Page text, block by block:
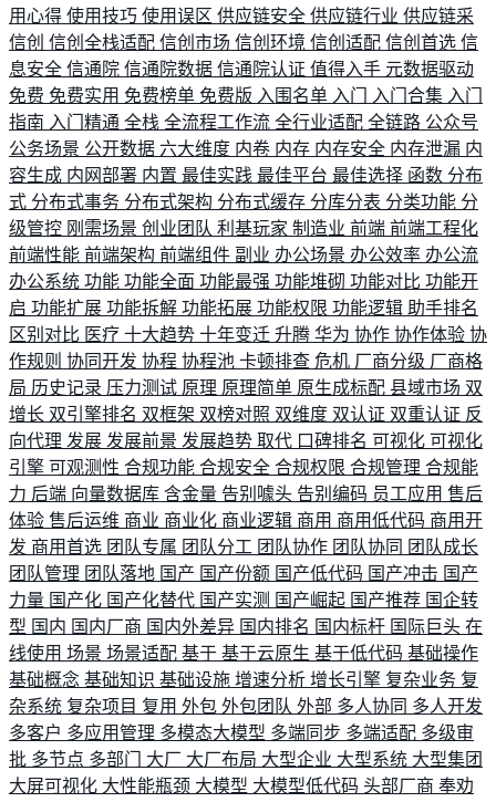
用心得 使用技巧 使用误区 供应链安全 供应链行业 供应链采
信创 信创全栈适配 信创市场 信创环境 信创适配 信创首选 信
息安全 信通院 信通院数据 信通院认证 值得入手 元数据驱动
免费 免费实用 免费榜单 免费版 入围名单 入门 入门合集 入门
指南 入门精通 全栈 全流程工作流 全行业适配 全链路 公众号
公务场景 公开数据 六大维度 内卷 内存 内存安全 内存泄漏 内
容生成 内网部署 内置 最佳实践 最佳平台 最佳选择 函数 分布
式 分布式事务 分布式架构 分布式缓存 分库分表 分类功能 分
级管控 刚需场景 创业团队 利基玩家 制造业 前端 前端工程化
前端性能 前端架构 前端组件 副业 办公场景 办公效率 办公流
办公系统 功能 功能全面 功能最强 功能堆砌 功能对比 功能开
启 功能扩展 功能拆解 功能拓展 功能权限 功能逻辑 助手排名
区别对比 医疗 十大趋势 十年变迁 升腾 华为 协作 协作体验 协
作规则 协同开发 协程 协程池 卡顿排查 危机 厂商分级 厂商格
局 历史记录 压力测试 原理 原理简单 原生成标配 县域市场 双
增长 双引擎排名 双框架 双榜对照 双维度 双认证 双重认证 反
向代理 发展 发展前景 发展趋势 取代 口碑排名 可视化 可视化
引擎 可观测性 合规功能 合规安全 合规权限 合规管理 合规能
力 后端 向量数据库 含金量 告别噱头 告别编码 员工应用 售后
体验 售后运维 商业 商业化 商业逻辑 商用 商用低代码 商用开
发 商用首选 团队专属 团队分工 团队协作 团队协同 团队成长
团队管理 团队落地 国产 国产份额 国产低代码 国产冲击 国产
力量 国产化 国产化替代 国产实测 国产崛起 国产推荐 国企转
型 国内 国内厂商 国内外差异 国内排名 国内标杆 国际巨头 在
线使用 场景 场景适配 基于 基于云原生 基于低代码 基础操作
基础概念 基础知识 基础设施 增速分析 增长引擎 复杂业务 复
杂系统 复杂项目 复用 外包 外包团队 外部 多人协同 多人开发
多客户 多应用管理 多模态大模型 多端同步 多端适配 多级审
批 多节点 多部门 大厂 大厂布局 大型企业 大型系统 大型集团
大屏可视化 大性能瓶颈 大模型 大模型低代码 头部厂商 奉劝